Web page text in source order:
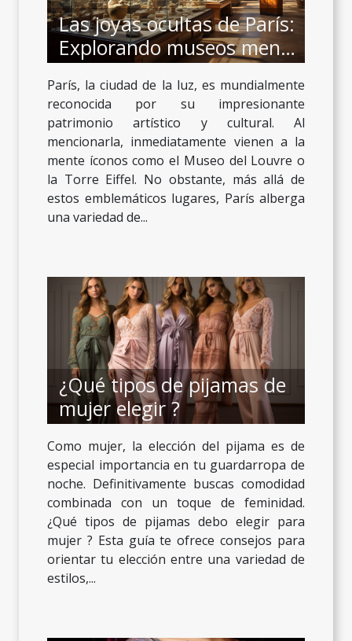
Las joyas ocultas de París:
Explorando museos menos
conocidos
París, la ciudad de la luz, es mundialmente
reconocida por su impresionante
patrimonio artístico y cultural. Al
mencionarla, inmediatamente vienen a la
mente íconos como el Museo del Louvre o
la Torre Eiffel. No obstante, más allá de
estos emblemáticos lugares, París alberga
una variedad de...
¿Qué tipos de pijamas de
mujer elegir ?
Como mujer, la elección del pijama es de
especial importancia en tu guardarropa de
noche. Definitivamente buscas comodidad
combinada con un toque de feminidad.
¿Qué tipos de pijamas debo elegir para
mujer ? Esta guía te ofrece consejos para
orientar tu elección entre una variedad de
estilos,...